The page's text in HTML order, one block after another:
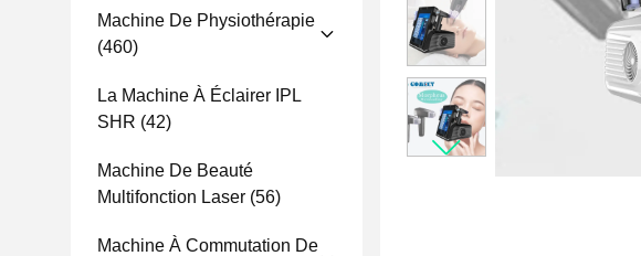
Machine De Physiothérapie
(460)
La Machine À Éclairer IPL
SHR (42)
Machine De Beauté
Multifonction Laser (56)
Machine À Commutation De